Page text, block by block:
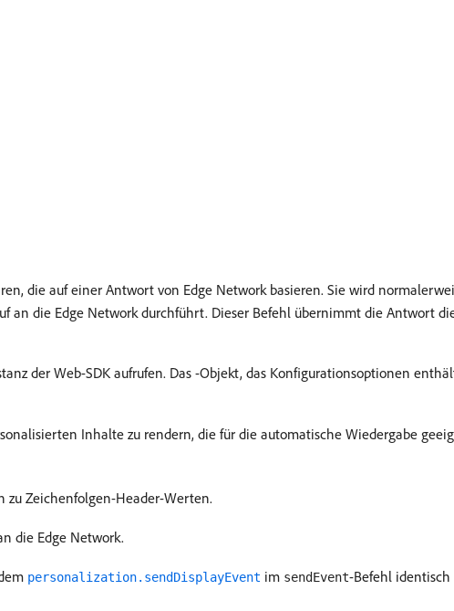
die auf einer Antwort von Edge Network basieren. Sie wird
die Edge Network durchführt. Dieser Befehl übernimmt die Antwort
der Web-SDK aufrufen. Das -Objekt, das Konfigurationsoptionen
Inhalte zu rendern, die für die automatische Wiedergabe
zu Zeichenfolgen-Header-Werten.
die Edge Network.
personalization.sendDisplayEvent im sendEvent-Befehl identisch